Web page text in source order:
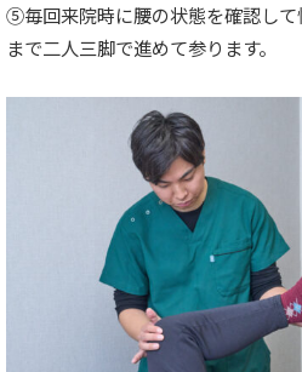
⑤毎回来院時に腰の状態を確認して
まで二人三脚で進めて参ります。